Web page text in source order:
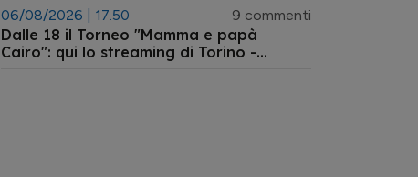
06/08/2026 | 17.50 9 commenti
Dalle 18 il Torneo "Mamma e papà
Cairo": qui lo streaming di Torino -